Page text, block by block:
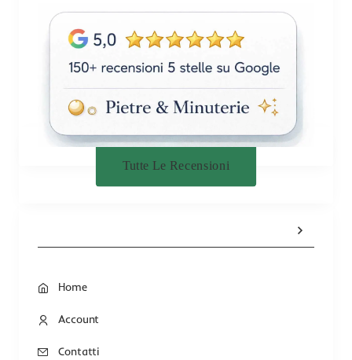
Tutte Le Recensioni
Home
Account
Contatti